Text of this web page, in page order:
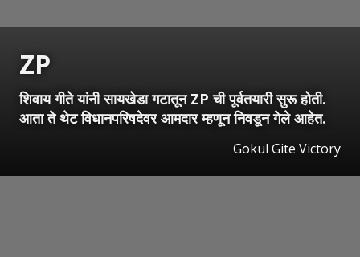
ZP
शिवाय गीते यांनी सायखेडा गटातून ZP ची पूर्वतयारी सुरू होती.
आता ते थेट विधानपरिषदेवर आमदार म्हणून निवडून गेले आहेत.
Gokul Gite Victory